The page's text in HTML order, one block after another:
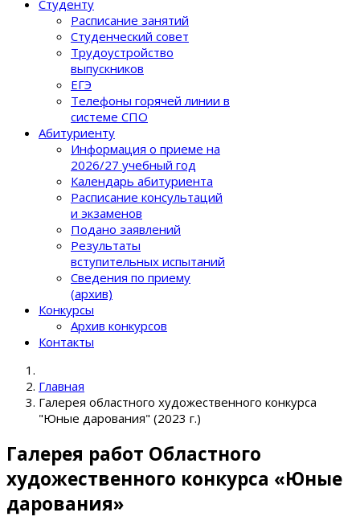
Студенту
Расписание занятий
Студенческий совет
Трудоустройство
выпускников
ЕГЭ
Телефоны горячей линии в
системе СПО
Абитуриенту
Информация о приеме на
2026/27 учебный год
Календарь абитуриента
Расписание консультаций
и экзаменов
Подано заявлений
Результаты
вступительных испытаний
Сведения по приему
(архив)
Конкурсы
Архив конкурсов
Контакты
Главная
Галерея областного художественного конкурса
"Юные дарования" (2023 г.)
Галерея работ Областного
художественного конкурса «Юные
дарования»